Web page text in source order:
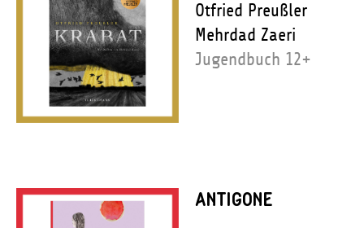
Otfried Preußler
Mehrdad Zaeri
Jugendbuch 12+
ANTIGONE